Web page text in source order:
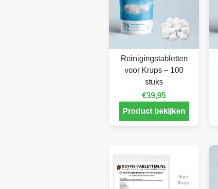
Reinigingstabletten
voor Krups – 100
stuks
€39,95
Product bekijken